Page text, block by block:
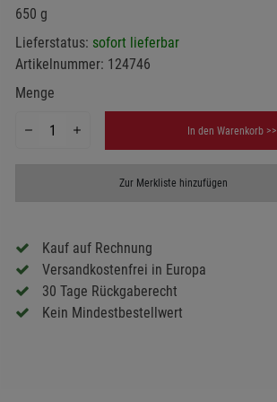
650 g
Lieferstatus: sofort lieferbar
Artikelnummer: 124746
Menge
In den Warenkorb >>
Zur Merkliste hinzufügen
Kauf auf Rechnung
Versandkostenfrei in Europa
30 Tage Rückgaberecht
Kein Mindestbestellwert